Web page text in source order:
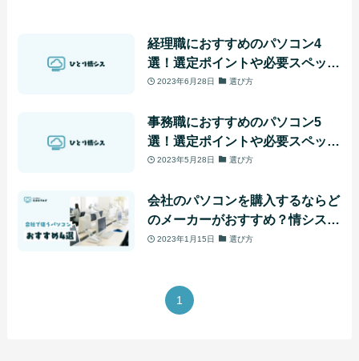
経理職におすすめのパソコン4
選！選定ポイントや必要スペック
も解説
2023年6月28日 選び方
事務職におすすめのパソコン5
選！選定ポイントや必要スペック
も解説
2023年5月28日 選び方
会社のパソコンを購入するならど
のメーカーがおすすめ？情シス歴
20年の経験から答えます
2023年1月15日 選び方
1